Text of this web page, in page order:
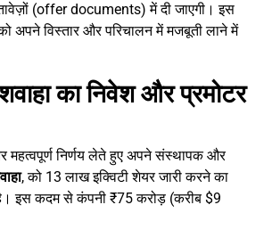
(offer documents) में दी जाएगी। इस
अपने विस्तार और परिचालन में मजबूती लाने में
का निवेश और प्रमोटर
निर्णय लेते हुए अपने संस्थापक और
, को 13 लाख इक्विटी शेयर जारी करने का
है। इस कदम से कंपनी ₹75 करोड़ (करीब $9